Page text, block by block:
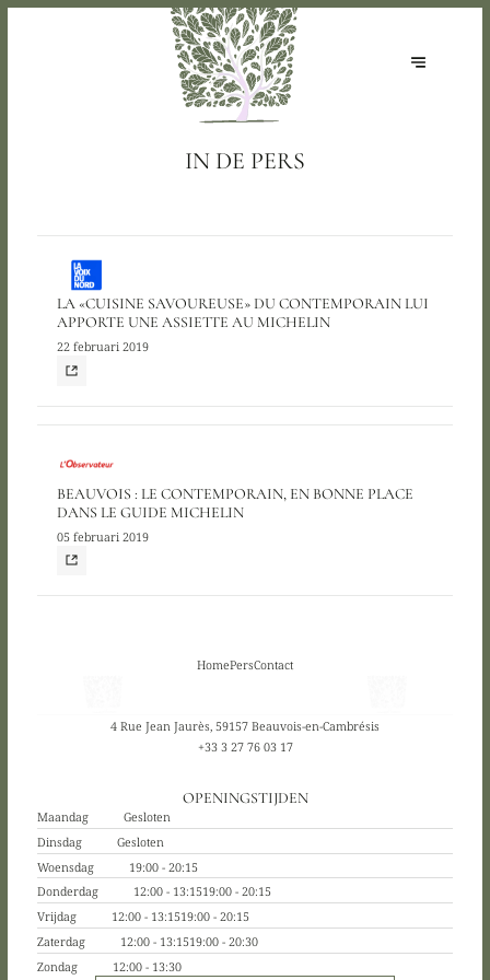
IN DE PERS
LA «CUISINE SAVOUREUSE» DU CONTEMPORAIN LUI
APPORTE UNE ASSIETTE AU MICHELIN
22 februari 2019
BEAUVOIS : LE CONTEMPORAIN, EN BONNE PLACE
DANS LE GUIDE MICHELIN
05 februari 2019
HomePersContact
4 Rue Jean Jaurès, 59157 Beauvois-en-Cambrésis
+33 3 27 76 03 17
OPENINGSTIJDEN
Maandag
Gesloten
Dinsdag
Gesloten
Woensdag
19:00 - 20:15
Donderdag
12:00 - 13:1519:00 - 20:15
Vrijdag
12:00 - 13:1519:00 - 20:15
Zaterdag
12:00 - 13:1519:00 - 20:30
Zondag
12:00 - 13:30